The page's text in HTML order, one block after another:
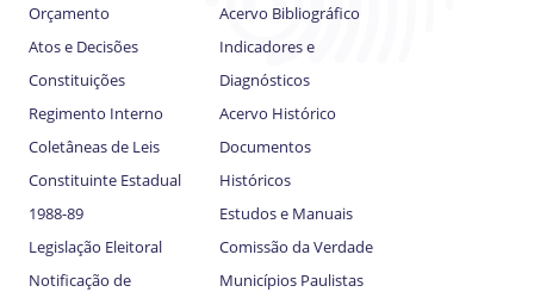
Orçamento
Atos e Decisões
Constituições
Regimento Interno
Coletâneas de Leis
Constituinte Estadual
1988-89
Legislação Eleitoral
Notificação de
Acervo Bibliográfico
Indicadores e
Diagnósticos
Acervo Histórico
Documentos
Históricos
Estudos e Manuais
Comissão da Verdade
Municípios Paulistas